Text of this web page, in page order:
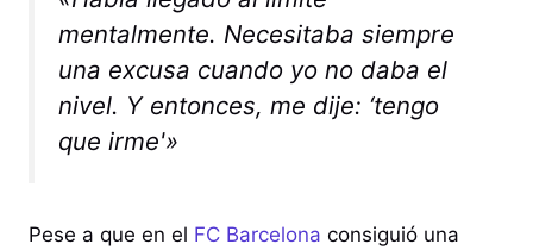
mentalmente. Necesitaba siempre
una excusa cuando yo no daba el
nivel. Y entonces, me dije: ‘tengo
que irme'»
Pese a que en el FC Barcelona consiguió una